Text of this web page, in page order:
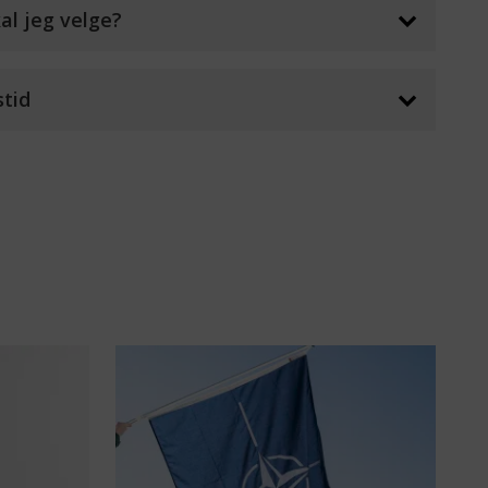
jeg velge?